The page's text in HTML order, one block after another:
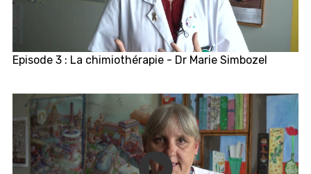
Episode 3 : La chimiothérapie - Dr Marie Simbozel